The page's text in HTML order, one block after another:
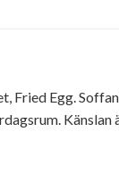
Fried Egg.